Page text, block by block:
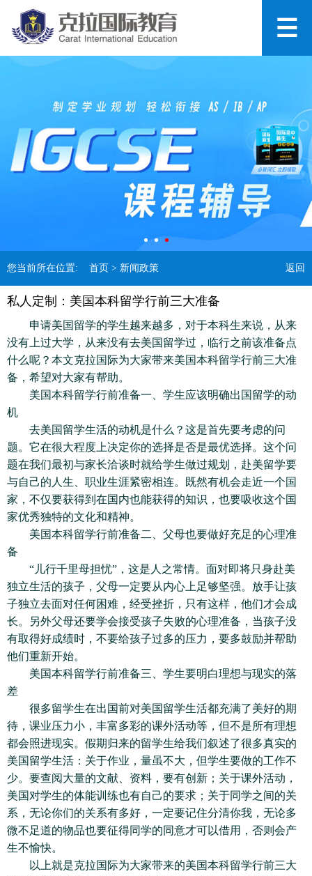
您当前所在位置: 首页 > 新闻政策 返回
私人定制：美国本科留学行前三大准备
申请美国留学的学生越来越多，对于本科生来说，从来
没有上过大学，从来没有去美国留学过，临行之前该准备点
什么呢？本文克拉国际为大家带来美国本科留学行前三大准
备，希望对大家有帮助。
美国本科留学行前准备一、学生应该明确出国留学的动
机
去美国留学生活的动机是什么？这是首先要考虑的问
题。它在很大程度上决定你的选择是否是最优选择。这个问
题在我们最初与家长洽谈时就给学生做过规划，赴美留学要
与自己的人生、职业生涯紧密相连。既然有机会走近一个国
家，不仅要获得到在国内也能获得的知识，也要吸收这个国
家优秀独特的文化和精神。
美国本科留学行前准备二、父母也要做好充足的心理准
备
“儿行千里母担忧”，这是人之常情。面对即将只身赴美
独立生活的孩子，父母一定要从内心上足够坚强。放手让孩
子独立去面对任何困难，经受挫折，只有这样，他们才会成
长。另外父母还要学会接受孩子失败的心理准备，当孩子没
有取得好成绩时，不要给孩子过多的压力，要多鼓励并帮助
他们重新开始。
美国本科留学行前准备三、学生要明白理想与现实的落
差
很多留学生在出国前对美国留学生活都充满了美好的期
待，课业压力小，丰富多彩的课外活动等，但不是所有理想
都会照进现实。假期归来的留学生给我们叙述了很多真实的
美国留学生活：关于作业，量虽不大，但学生要做的工作不
少。要查阅大量的文献、资料，要有创新；关于课外活动，
美国对学生的体能训练也有自己的要求；关于同学之间的关
系，无论你们的关系有多好，一定要记住分清你我，无论多
微不足道的物品也要征得同学的同意才可以借用，否则会产
生不愉快。
以上就是克拉国际为大家带来的美国本科留学行前三大